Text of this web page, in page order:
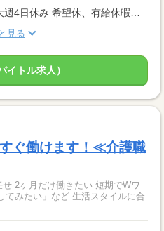
見る
イトル求人）
ぐ働けます！≪介護職
2ヶ月だけ働きたい 短期でWワ
てみたい」など 生活スタイルに合